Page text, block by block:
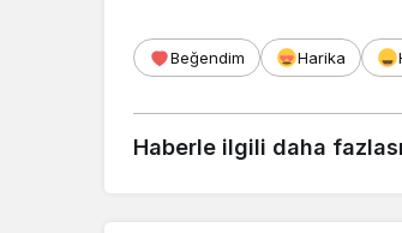
Beğendim Harika
Haberle ilgili daha